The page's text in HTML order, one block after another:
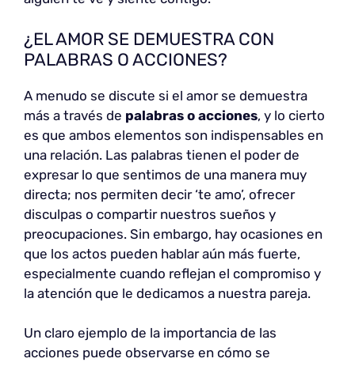
¿EL AMOR SE DEMUESTRA CON
PALABRAS O ACCIONES?
A menudo se discute si el amor se demuestra
más a través de palabras o acciones, y lo cierto
es que ambos elementos son indispensables en
una relación. Las palabras tienen el poder de
expresar lo que sentimos de una manera muy
directa; nos permiten decir ‘te amo’, ofrecer
disculpas o compartir nuestros sueños y
preocupaciones. Sin embargo, hay ocasiones en
que los actos pueden hablar aún más fuerte,
especialmente cuando reflejan el compromiso y
la atención que le dedicamos a nuestra pareja.
Un claro ejemplo de la importancia de las
acciones puede observarse en cómo se